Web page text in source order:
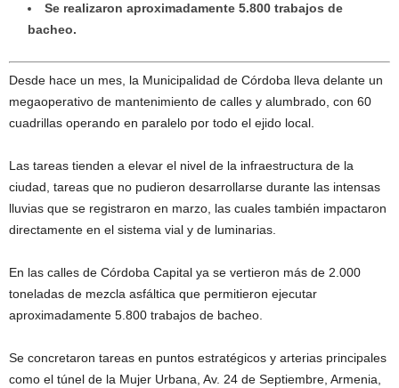
Se realizaron aproximadamente 5.800 trabajos de
bacheo.
Desde hace un mes, la Municipalidad de Córdoba lleva delante un
megaoperativo de mantenimiento de calles y alumbrado, con 60
cuadrillas operando en paralelo por todo el ejido local.
Las tareas tienden a elevar el nivel de la infraestructura de la
ciudad, tareas que no pudieron desarrollarse durante las intensas
lluvias que se registraron en marzo, las cuales también impactaron
directamente en el sistema vial y de luminarias.
En las calles de Córdoba Capital ya se vertieron más de 2.000
toneladas de mezcla asfáltica que permitieron ejecutar
aproximadamente 5.800 trabajos de bacheo.
Se concretaron tareas en puntos estratégicos y arterias principales
como el túnel de la Mujer Urbana, Av. 24 de Septiembre, Armenia,